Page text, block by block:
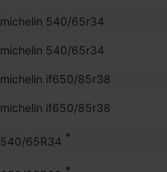
michelin 540/65r34
michelin 540/65r34
michelin if650/85r38
michelin if650/85r38
540/65R34 *